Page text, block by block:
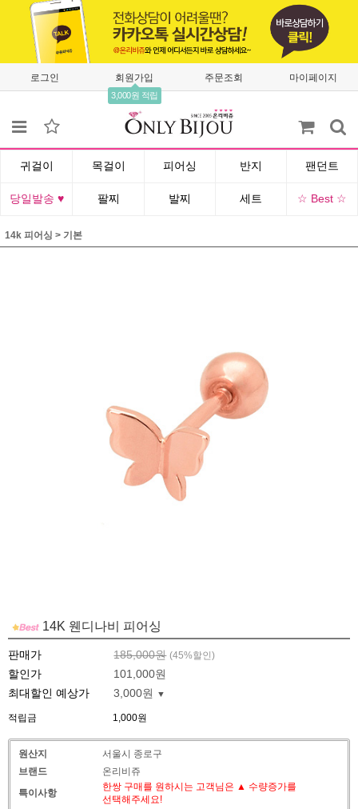
로그인 회원가입
3,000원 적립
주문조회 마이페이지
귀걸이 목걸이 피어싱 반지 팬던트
당일발송 ♥ 팔찌 발찌 세트 ☆ Best ☆
14k 피어싱 > 기본
14K 웬디나비 피어싱
판매가 185,000원 (45%할인)
할인가
101,000원
최대할인 예상가
3,000원
적립금 1,000원
원산지
서울시 종로구
브랜드
온리비쥬
특이사항
한쌍 구매를 원하시는 고객님은 ▲ 수량증가를
선택해주세요!